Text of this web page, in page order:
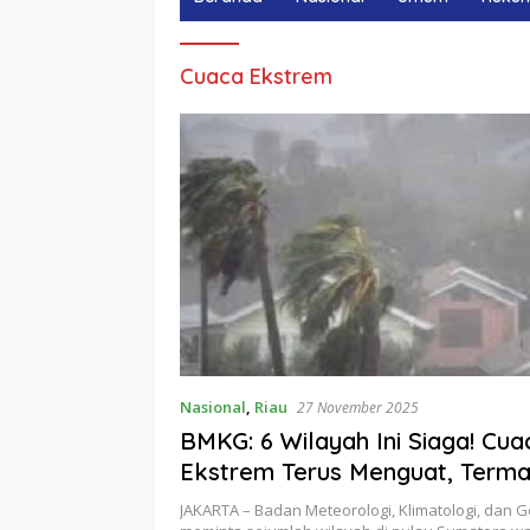
Cuaca Ekstrem
Nasional, Riau 27 November 2025
BMKG: 6 Wilayah Ini Siaga!
Ekstrem Terus Menguat,
JAKARTA – Badan Meteorologi, Klimatologi, dan